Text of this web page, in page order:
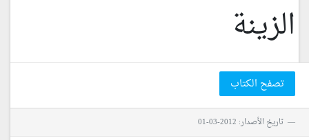
الزينة
تصفح الكتاب
تاريخ الأصدار: 2012-03-01